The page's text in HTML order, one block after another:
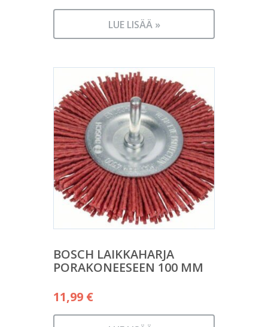
LUE LISÄÄ »
BOSCH LAIKKAHARJA
PORAKONEESEEN 100 MM
11,99 €